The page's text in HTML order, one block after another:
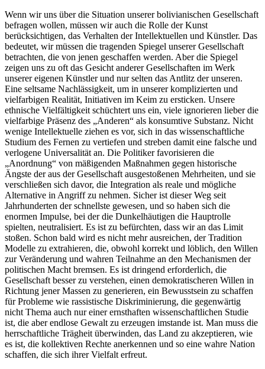
Wenn wir uns über die Situation unserer bolivianischen Gesellschaft
befragen wollen, müssen wir auch die Rolle der Kunst
berücksichtigen, das Verhalten der Intellektuellen und Künstler. Das
bedeutet, wir müssen die tragenden Spiegel unserer Gesellschaft
betrachten, die von jenen geschaffen werden. Aber die Spiegel
zeigen uns zu oft das Gesicht anderer Gesellschaften im Werk
unserer eigenen Künstler und nur selten das Antlitz der unseren.
Eine seltsame Nachlässigkeit, um in unserer komplizierten und
vielfarbigen Realität, Initiativen im Keim zu ersticken. Unsere
ethnische Vielfältigkeit schüchtert uns ein, viele ignorieren lieber die
vielfarbige Präsenz des „Anderen“ als konsumtive Substanz. Nicht
wenige Intellektuelle ziehen es vor, sich in das wissenschaftliche
Studium des Fernen zu vertiefen und streben damit eine falsche und
verlogene Universalität an. Die Politiker favorisieren die
„Anordnung“ von mäßigenden Maßnahmen gegen historische
Ängste der aus der Gesellschaft ausgestoßenen Mehrheiten, und sie
verschließen sich davor, die Integration als reale und mögliche
Alternative in Angriff zu nehmen. Sicher ist dieser Weg seit
Jahrhunderten der schnellste gewesen, und so haben sich die
enormen Impulse, bei der die Dunkelhäutigen die Hauptrolle
spielten, neutralisiert. Es ist zu befürchten, dass wir an das Limit
stoßen. Schon bald wird es nicht mehr ausreichen, der Tradition
Modelle zu extrahieren, die, obwohl korrekt und löblich, den Willen
zur Veränderung und wahren Teilnahme an den Mechanismen der
politischen Macht bremsen. Es ist dringend erforderlich, die
Gesellschaft besser zu verstehen, einen demokratischeren Willen in
Richtung jener Massen zu generieren, ein Bewusstsein zu schaffen
für Probleme wie rassistische Diskriminierung, die gegenwärtig
nicht Thema auch nur einer ernsthaften wissenschaftlichen Studie
ist, die aber endlose Gewalt zu erzeugen imstande ist. Man muss die
herrschaftliche Trägheit überwinden, das Land zu akzeptieren, wie
es ist, die kollektiven Rechte anerkennen und so eine wahre Nation
schaffen, die sich ihrer Vielfalt erfreut.